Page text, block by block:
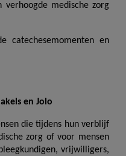
verhoogde medische zorg
catechesemomenten en
en Jolo
die tijdens hun verblijf
zorg of voor mensen
vrijwilligers,